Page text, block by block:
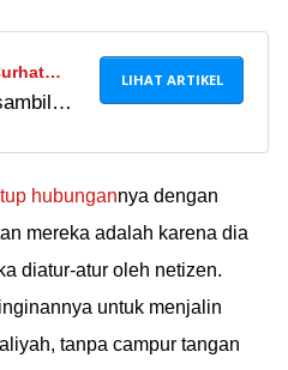
2,5
Kiki,
ya!
LIHAT ARTIKEL
hubungannya dengan
mereka adalah karena dia
diatur-atur oleh netizen.
untuk menjalin
tanpa campur tangan